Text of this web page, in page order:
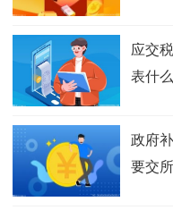
应交
表什
政府
要交